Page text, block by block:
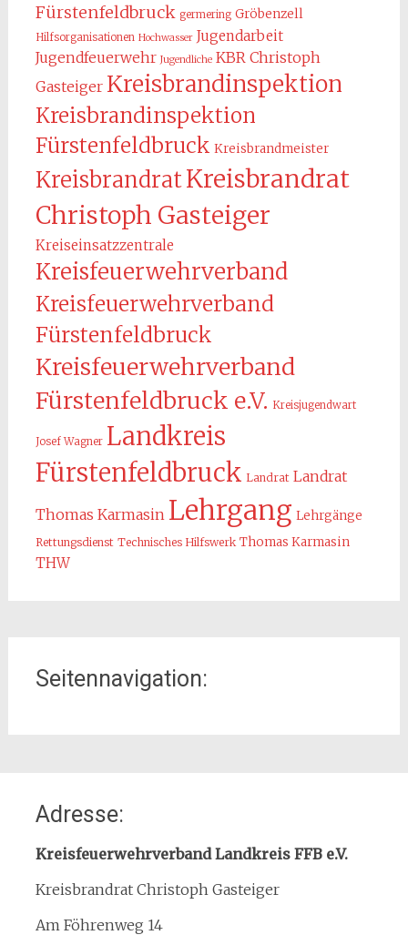
Fürstenfeldbruck germering Gröbenzell
Hilfsorganisationen Hochwasser Jugendarbeit
Jugendfeuerwehr Jugendliche KBR Christoph
Gasteiger Kreisbrandinspektion
Kreisbrandinspektion
Fürstenfeldbruck Kreisbrandmeister
KreisbrandratKreisbrandrat
Christoph Gasteiger
Kreiseinsatzzentrale
Kreisfeuerwehrverband
Kreisfeuerwehrverband
Fürstenfeldbruck
Kreisfeuerwehrverband
Fürstenfeldbruck e.V. Kreisjugendwart
Josef Wagner Landkreis
Fürstenfeldbruck Landrat Landrat
Thomas Karmasin Lehrgang Lehrgänge
Rettungsdienst Technisches Hilfswerk Thomas Karmasin
THW
Seitennavigation:
Organisation
Kreisfeuerwehrverband
Kreisbrandinspektion
Adresse:
Kreisfeuerwehrverband Landkreis FFB e.V.
Kreisbrandrat Christoph Gasteiger
Am Föhrenweg 14